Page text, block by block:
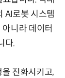
AI로봇 시스템
니라 데이터
다.
진화시키고,